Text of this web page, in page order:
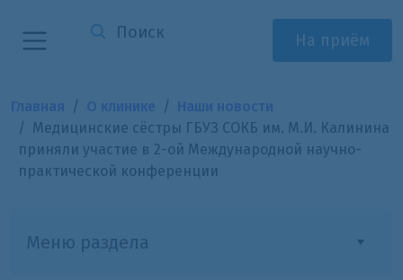
На приём
Медицинские сёстры ГБУЗ СОКБ им. М.И. Калинина
приняли участие в 2-ой Международной научно-
практической конференции
Меню раздела